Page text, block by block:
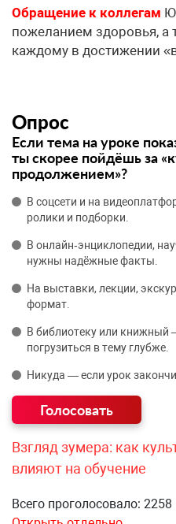
Обращение к коллегам
пожеланием здоровья, а
каждому в достижении
Опрос
Если тема на уроке
ты скорее пойдёшь за
продолжением»?
В соцсети и на
ролики и подборки.
В онлайн‑энциклопедии,
нужны надёжные факты.
На выставки, лекции,
формат.
В библиотеку или книжный
погрузиться в тему глубже.
Никуда — если урок
Взгляд зумера: как
влияют на обучение
Всего проголосовало: 2258